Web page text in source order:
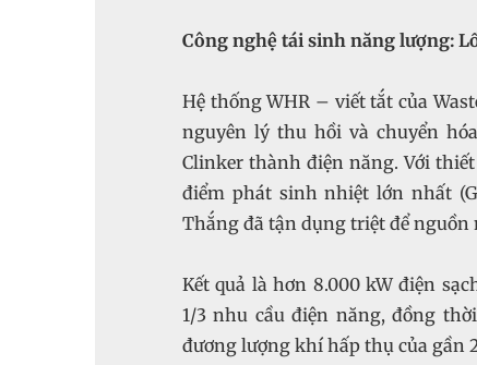
Công nghệ tái sinh năng lượng:
Hệ thống WHR – viết tắt của
nguyên lý thu hồi và chuyển
Clinker thành điện năng. Với
điểm phát sinh nhiệt lớn nhất
Thắng đã tận dụng triệt để
Kết quả là hơn 8.000 kW điện
1/3 nhu cầu điện năng, đồng
đương lượng khí hấp thụ của gần